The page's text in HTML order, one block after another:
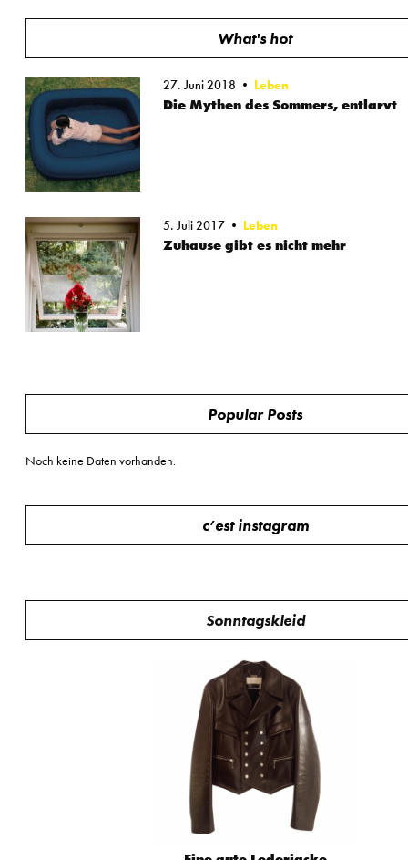
What's hot
27. Juni 2018 Leben
Die Mythen des Sommers, entlarvt
5. Juli 2017 Leben
Zuhause gibt es nicht mehr
Popular Posts
Noch keine Daten vorhanden.
c’est instagram
Sonntagskleid